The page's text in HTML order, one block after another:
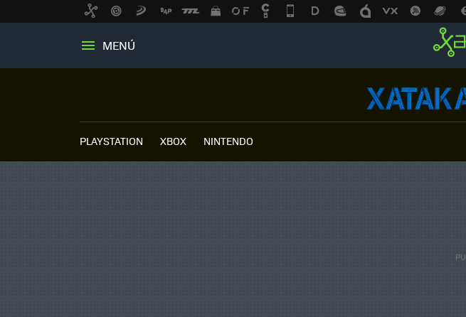
MENÚ
PLAYSTATION XBOX NINTENDO